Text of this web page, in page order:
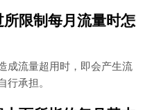
限制每月流量时怎
成流量超用时，即会产生流
承担。